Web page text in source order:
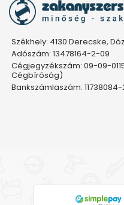
Székhely: 4130 Derecske,
Adószám: 13478164-2-09
Cégjegyzékszám: 09-09-
Cégbíróság)
Bankszámlaszám: